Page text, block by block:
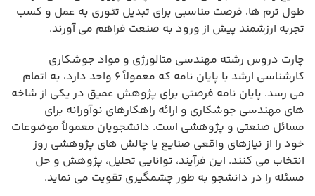
طول ترم ها، فرصت مناسبی برای تبدیل تئوری به عمل و کسب
تجربه ارزشمند پیش از ورود به صنعت فراهم می آورند.
چارت دروس رشته مهندسی متالورژی و مواد جوشکاری
کارشناسی ارشد با پایان نامه که معمولاً ۶ واحد دارد، به اتمام
می رسد. پایان نامه فرصتی برای پژوهش عمیق در یکی از شاخه
های مهندسی جوشکاری و ارائه راهکارهای نوآورانه برای
مسائل صنعتی و پژوهشی است. دانشجویان معمولاً موضوعات
خود را از نیازهای واقعی صنایع یا چالش های پژوهشی روز
انتخاب می کنند. این فرآیند، توانایی تحلیل، پژوهش و حل
مسئله را در دانشجو به طور چشمگیری تقویت می نماید.